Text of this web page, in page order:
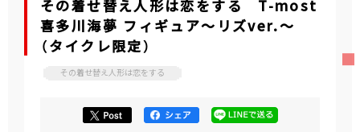
その着せ替え人形は恋をする T-most
喜多川海夢 フィギュア～リズver.～
（タイクレ限定）
その着せ替え人形は恋をする